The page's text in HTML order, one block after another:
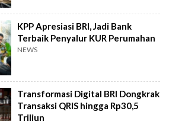
KPP Apresiasi BRI, Jadi Bank
Terbaik Penyalur KUR Perumahan
NEWS
Transformasi Digital BRI Dongkrak
Transaksi QRIS hingga Rp30,5
Triliun